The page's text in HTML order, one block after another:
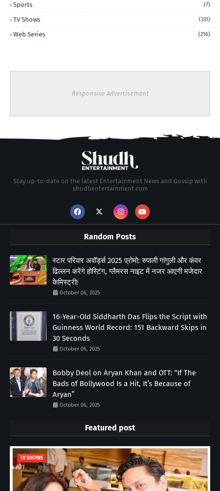
Sports (7)
TV Shows (331)
Web Series (216)
Responsive Advertisement
Stay up-to-date on the latest Entertainment News and Gossip with
shudhentertainment.com
Random Posts
स्टार परिवार अवॉर्ड्स 2025 प्रोमो: रुपाली गांगुली और कंवर
ढिल्लन करेंगे होस्टिंग, ग्लैमरस नाइट में नजर आएगी मजेदार
केमिस्ट्री!
October 06, 2025
16-Year-Old Siddharth Das Flips the Script with
Guinness World Record: 151 Backward Skips in
30 Seconds
October 06, 2025
Bobby Deol on Aryan Khan and OTT: “If The
Bads of Bollywood Is a Hit, It’s Because of
Aryan”
October 06, 2025
Featured post
TV SHOWS